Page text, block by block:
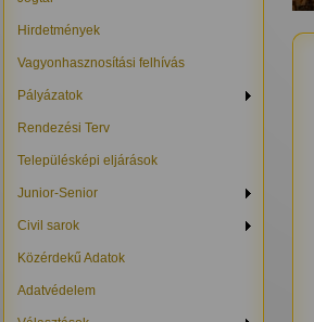
Hirdetmények
Vagyonhasznosítási felhívás
Pályázatok
Rendezési Terv
Településképi eljárások
Junior-Senior
Civil sarok
Közérdekű Adatok
Adatvédelem